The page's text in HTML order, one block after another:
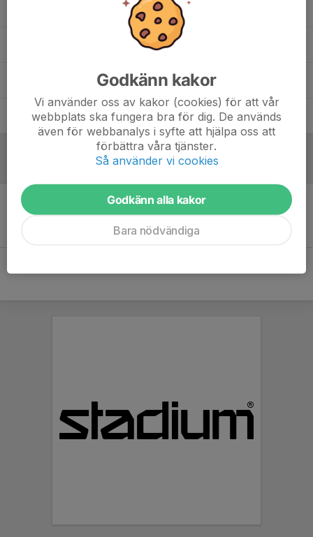
Torbjörn A.
Inget referat skrivet
Godkänn kakor
Vi använder oss av kakor (cookies) för att vår
webbplats ska fungera bra för dig. De används
även för webbanalys i syfte att hjälpa oss att
förbättra våra tjänster.
Så använder vi cookies
Godkänn alla kakor
Bara nödvändiga